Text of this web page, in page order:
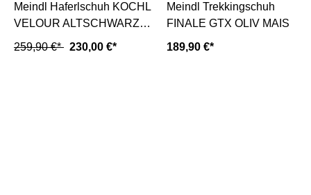
Meindl Haferlschuh KOCHL
VELOUR ALTSCHWARZ
(46)
259,90 €* 230,00 €*
Meindl Trekkingschuh
FINALE GTX OLIV MAIS
189,90 €*